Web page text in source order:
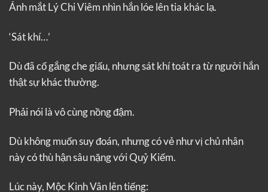
Ánh mắt Lý Chi Viêm nhìn hắn lóe lên tia khác lạ.
‘Sát khí…’
Dù đã cố gắng che giấu, nhưng sát khí toát ra từ người hắn
thật sự khác thường.
Phải nói là vô cùng nồng đậm.
Dù không muốn suy đoán, nhưng có vẻ như vị chủ nhân
này có thù hận sâu nặng với Quỷ Kiếm.
Lúc này, Mộc Kinh Vân lên tiếng: